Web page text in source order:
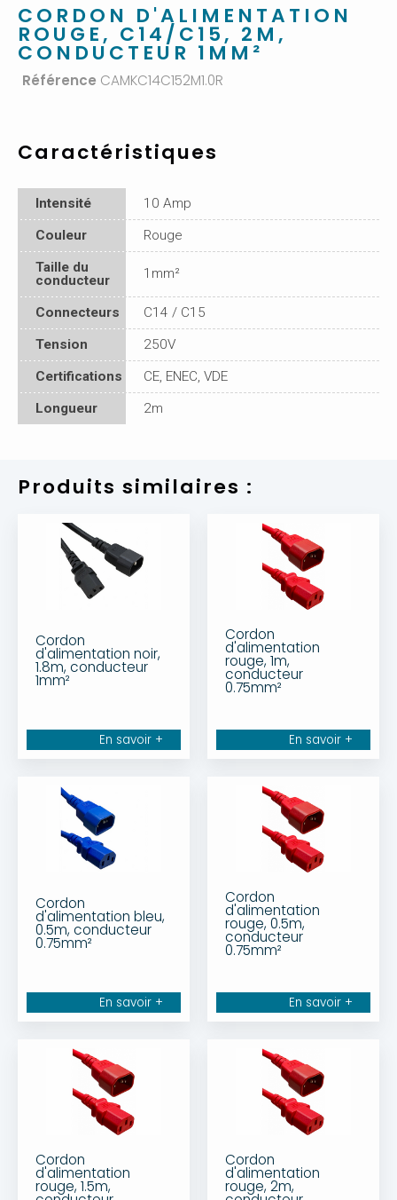
CORDON D'ALIMENTATION
ROUGE, C14/C15, 2M,
CONDUCTEUR 1MM²
Référence CAMKC14C152M1.0R
Caractéristiques
Intensité
10 Amp
Couleur
Rouge
Taille du
conducteur
1mm²
Connecteurs
C14 / C15
Tension
250V
Certifications
CE, ENEC, VDE
Longueur
2m
Produits similaires :
Cordon
d'alimentation noir,
1.8m, conducteur
1mm²
En savoir +
Cordon
d'alimentation
rouge, 1m,
conducteur
0.75mm²
En savoir +
Cordon
d'alimentation bleu,
0.5m, conducteur
0.75mm²
En savoir +
Cordon
d'alimentation
rouge, 0.5m,
conducteur
0.75mm²
En savoir +
Cordon
d'alimentation
rouge, 1.5m,
Cordon
d'alimentation
rouge, 2m,